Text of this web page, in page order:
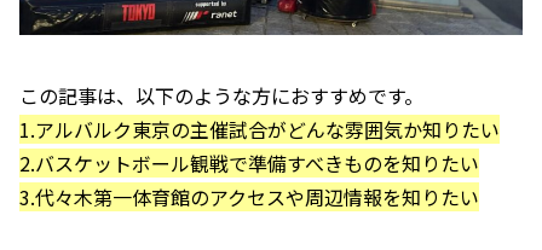
この記事は、以下のような方におすすめです。
1.アルバルク東京の主催試合がどんな雰囲気か知りたい
2.バスケットボール観戦で準備すべきものを知りたい
3.代々木第一体育館のアクセスや周辺情報を知りたい